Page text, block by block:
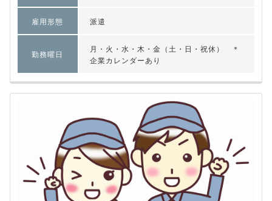
雇用形態 派遣
勤務曜日
月・火・水・木・金（土・日・祝休） ＊
企業カレンダーあり